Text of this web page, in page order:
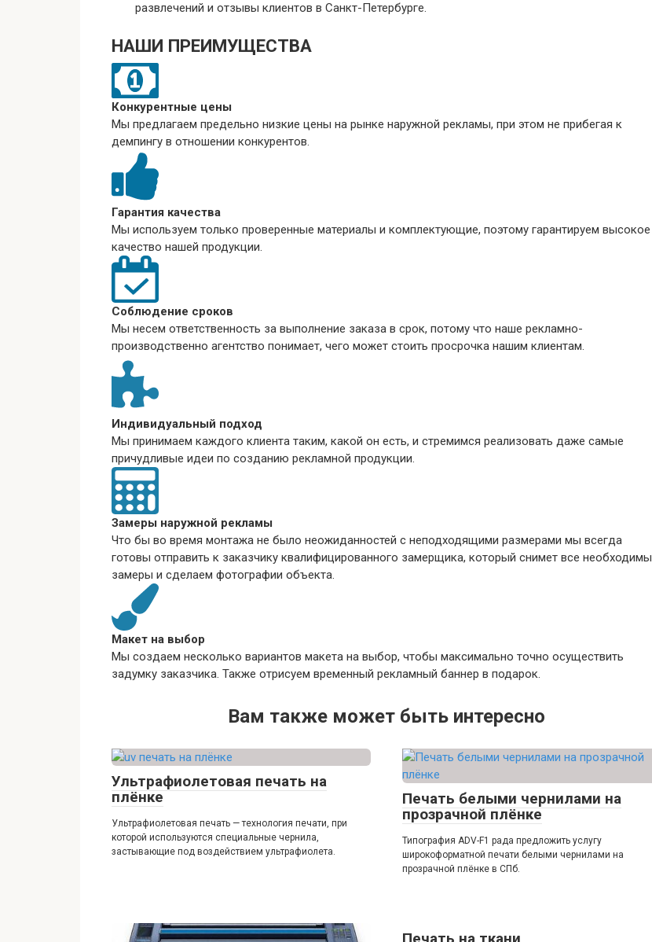
развлечений и отзывы клиентов в Санкт-Петербурге.
НАШИ ПРЕИМУЩЕСТВА
Конкурентные цены
Мы предлагаем предельно низкие цены на рынке наружной рекламы, при этом не прибегая к
демпингу в отношении конкурентов.
Гарантия качества
Мы используем только проверенные материалы и комплектующие, поэтому гарантируем высокое
качество нашей продукции.
Соблюдение сроков
Мы несем ответственность за выполнение заказа в срок, потому что наше рекламно-
производственно агентство понимает, чего может стоить просрочка нашим клиентам.
Индивидуальный подход
Мы принимаем каждого клиента таким, какой он есть, и стремимся реализовать даже самые
причудливые идеи по созданию рекламной продукции.
Замеры наружной рекламы
Что бы во время монтажа не было неожиданностей с неподходящими размерами мы всегда
готовы отправить к заказчику квалифицированного замерщика, который снимет все необходимы
замеры и сделаем фотографии объекта.
Макет на выбор
Мы создаем несколько вариантов макета на выбор, чтобы максимально точно осуществить
задумку заказчика. Также отрисуем временный рекламный баннер в подарок.
Вам также может быть интересно
Ультрафиолетовая печать на
плёнке
Ультрафиолетовая печать — технология печати, при
которой используются специальные чернила,
застывающие под воздействием ультрафиолета.
Печать белыми чернилами на
прозрачной плёнке
Типография ADV-F1 рада предложить услугу
широкоформатной печати белыми чернилами на
прозрачной плёнке в СПб.